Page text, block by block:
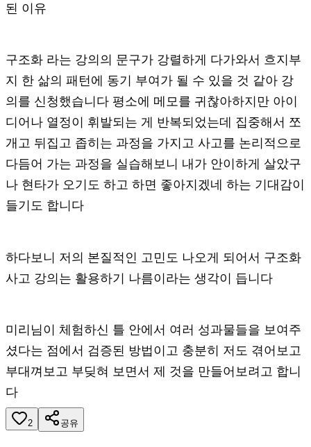
된 이유
구조화 라는 강의의 문구가 강렬하게 다가와서 흐지부
지 한 삶의 패턴에 동기 부여가 될 수 있을 것 같아 강
의를 신청했습니다 평소에 메모를 귀찮아하지만 아이
디어나 열정이 휘발되는 게 반복되었는데 집중해서 쪼
개고 뒤집고 좁히는 과정을 가지고 사고를 논리적으로
다듬어 가는 과정을 실습해보니 내가 안이하게 살았구
나 현타가 오기도 하고 하면 좋아지겠네 하는 기대감이
들기도 합니다
하다보니 저의 본질적인 고민도 나오게 되어서 구조화
사고 강의는 활용하기 나름이라는 생각이 듭니다
미리님이 체험하신 틀 안에서 여러 성과물들을 보여주
셨다는 점에서 검증된 방법이고 충분히 저도 겪어보고
부대껴보고 부딪혀 보면서 제 것을 만들어보려고 합니
다
2 공유